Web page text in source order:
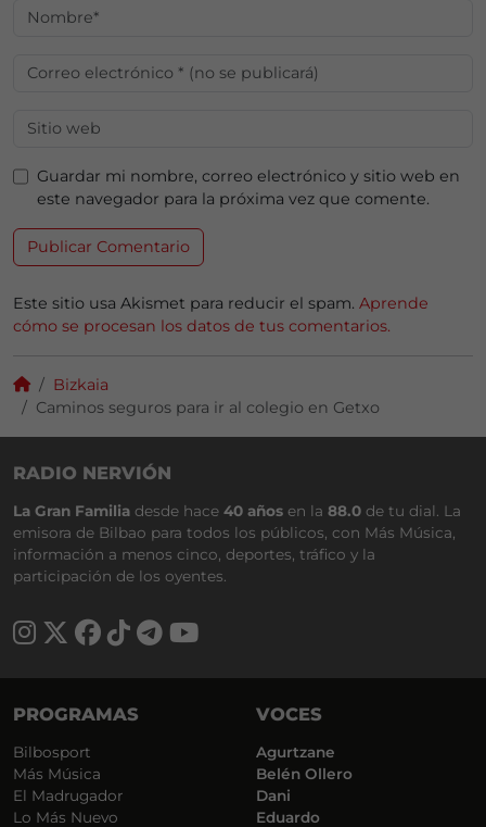
Guardar mi nombre, correo electrónico y sitio web en
este navegador para la próxima vez que comente.
Este sitio usa Akismet para reducir el spam. Aprende
cómo se procesan los datos de tus comentarios.
Bizkaia
Caminos seguros para ir al colegio en Getxo
RADIO NERVIÓN
La Gran Familia desde hace 40 años en la 88.0 de tu dial. La
emisora de Bilbao para todos los públicos, con Más Música,
información a menos cinco, deportes, tráfico y la
participación de los oyentes.
PROGRAMAS
Bilbosport
Más Música
El Madrugador
Lo Más Nuevo
VOCES
Agurtzane
Belén Ollero
Dani
Eduardo